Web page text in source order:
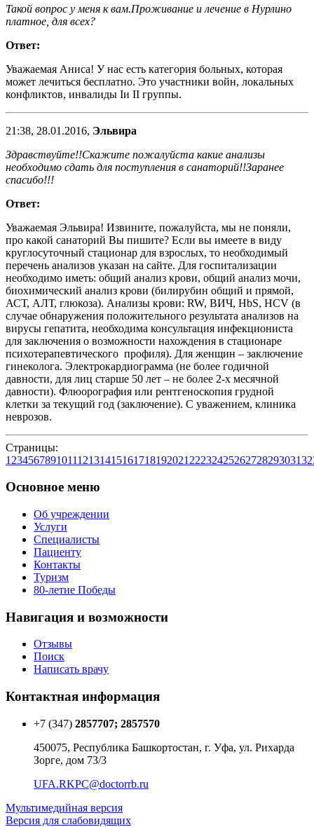
Такой вопрос у меня к вам.Проживание и лечение в Нурлино
платное, для всех?
Ответ:
Уважаемая Аниса! У нас есть категория больных, которая
может лечиться бесплатно. Это участники войн, локальных
конфликтов, инвалиды Iи II группы.
21:38, 28.01.2016, Эльвира
Здравствуйте!!Скажите пожалуйста какие анализы
необходимо сдать для поступления в санаторий!!Заранее
спасибо!!!
Ответ:
Уважаемая Эльвира! Извините, пожалуйста, мы не поняли,
про какой санаторий Вы пишите? Если вы имеете в виду
круглосуточный стационар для взрослых, то необходимый
перечень анализов указан на сайте. Для госпитализации
необходимо иметь: общий анализ крови, общий анализ мочи,
биохимический анализ крови (билирубин общий и прямой,
АСТ, АЛТ, глюкоза). Анализы крови: RW, ВИЧ, HbS, HCV (в
случае обнаружения положительного результата анализов на
вирусы гепатита, необходима консультация инфекциониста
для заключения о возможности нахождения в стационаре
психотерапевтического профиля). Для женщин – заключение
гинеколога. Электрокардиограмма (не более годичной
давности, для лиц старше 50 лет – не более 2-х месячной
давности). Флюорография или рентгеноскопия грудной
клетки за текущий год (заключение). С уважением, клиника
неврозов.
Страницы:
1 23456789101112131415161718192021 2223242526272829303132
Основное меню
Об учреждении
Услуги
Специалисты
Пациенту
Контакты
Туризм
80-летие Победы
Навигация и возможности
Отзывы
Поиск
Написать врачу
Контактная информация
+7 (347) 2857707; 2857570
450075, Республика Башкортостан, г. Уфа, ул. Рихарда
Зорге, дом 73/3
UFA.RKPC@doctorrb.ru
Мультимедийная версия
Версия для слабовидящих